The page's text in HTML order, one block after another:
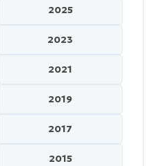
2025
2023
2021
2019
2017
2015